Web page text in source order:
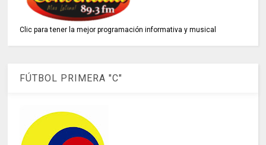
Clic para tener la mejor programación informativa y musical
FÚTBOL PRIMERA "C"